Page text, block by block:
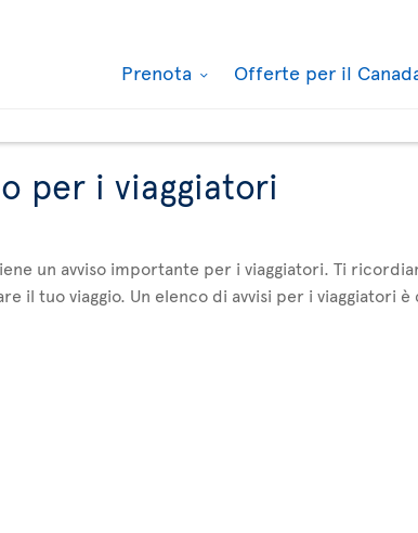
Prenota Offerte per il
per i viaggiatori
un avviso importante per i viaggiatori. Ti
il tuo viaggio. Un elenco di avvisi per i viaggiatori